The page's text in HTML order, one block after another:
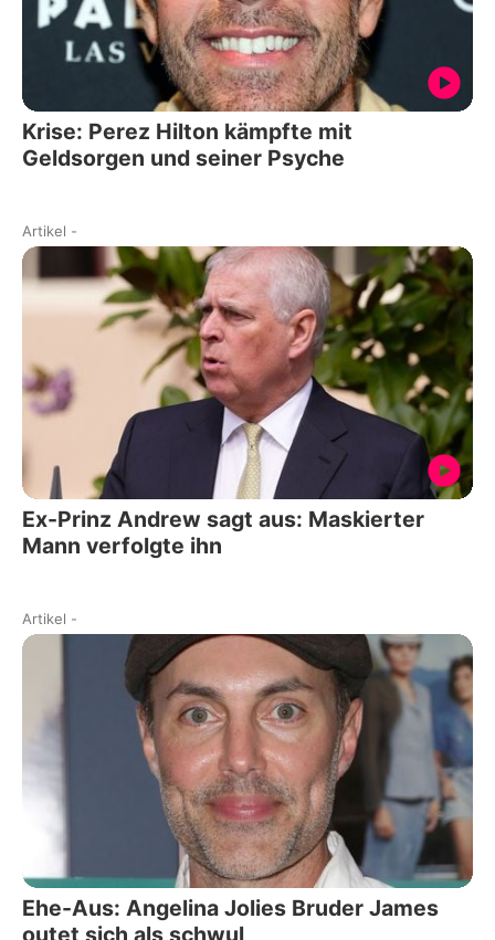
Krise: Perez Hilton kämpfte mit
Geldsorgen und seiner Psyche
Artikel -
Ex-Prinz Andrew sagt aus: Maskierter
Mann verfolgte ihn
Artikel -
Ehe-Aus: Angelina Jolies Bruder James
outet sich als schwul